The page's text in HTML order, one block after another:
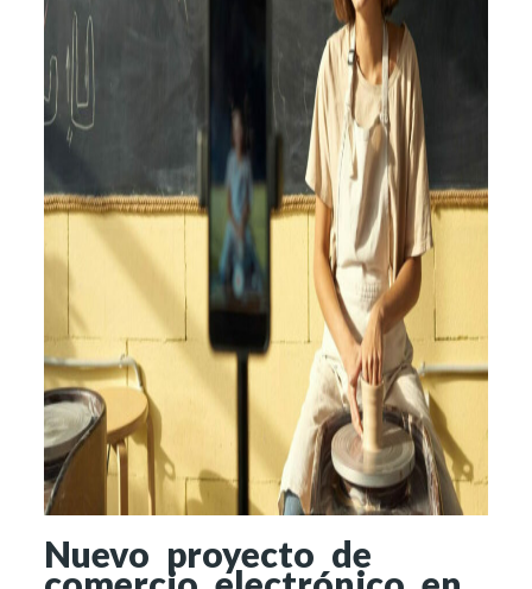
Nuevo proyecto de